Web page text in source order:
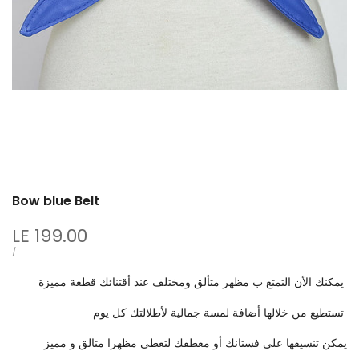
Bow blue Belt
Sale
price
LE 199.00
UNIT
/PER
يمكن تنسيقها علي فستانك أو معطفك لتعطي مظهرا متالق و مميز